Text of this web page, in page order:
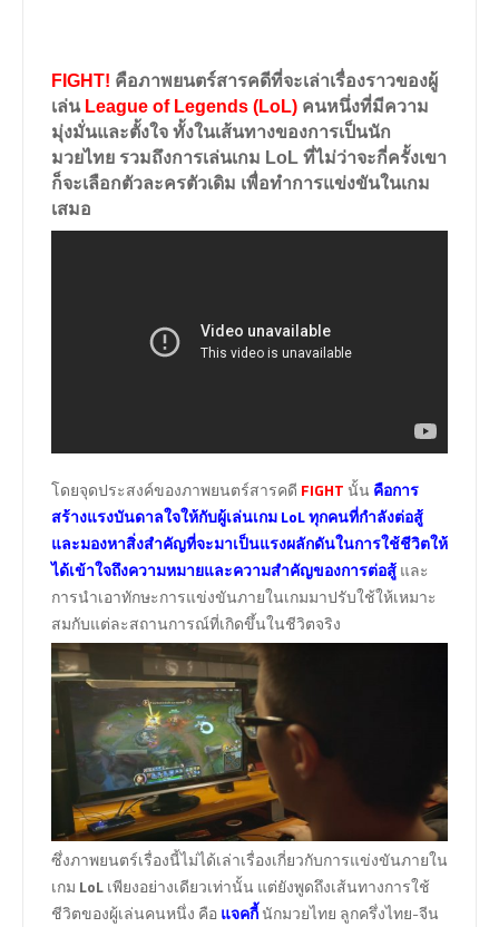
FIGHT! คือภาพยนตร์สารคดีที่จะเล่าเรื่องราวของผู้
เล่น League of Legends (LoL) คนหนึ่งที่มีความ
มุ่งมั่นและตั้งใจ ทั้งในเส้นทางของการเป็นนัก
มวยไทย รวมถึงการเล่นเกม LoL ที่ไม่ว่าจะกี่ครั้งเขา
ก็จะเลือกตัวละครตัวเดิม เพื่อทำการแข่งขันในเกม
เสมอ
โดยจุดประสงค์ของภาพยนตร์สารคดี FIGHTนั้น คือการ
สร้างแรงบันดาลใจให้กับผู้เล่นเกม LoL ทุกคนที่กำลังต่อสู้
และมองหาสิ่งสำคัญที่จะมาเป็นแรงผลักดันในการใช้ชีวิตให้
ได้เข้าใจถึงความหมายและความสำคัญของการต่อสู้และ
การนำเอาทักษะการแข่งขันภายในเกมมาปรับใช้ให้เหมาะ
สมกับแต่ละสถานการณ์ที่เกิดขึ้นในชีวิตจริง
ซึ่งภาพยนตร์เรื่องนี้ไม่ได้เล่าเรื่องเกี่ยวกับการแข่งขันภายใน
เกม LoLเพียงอย่างเดียวเท่านั้น แต่ยังพูดถึงเส้นทางการใช้
ชีวิตของผู้เล่นคนหนึ่ง คือแจคกี้นักมวยไทย ลูกครึ่งไทย-จีน